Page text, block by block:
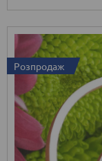
Розпродаж